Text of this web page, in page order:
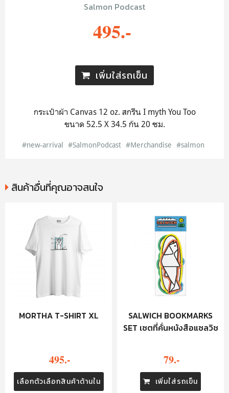
Salmon Podcast
495.-
เพิ่มใส่รถเข็น
กระเป๋าผ้า Canvas 12 oz. สกรีน I myth You Too
ขนาด 52.5 X 34.5 ก้น 20 ซม.
#new-arrival #SalmonPodcast #Merchandise #salmon
สินค้าอื่นที่คุณอาจสนใจ
MORTHA T-SHIRT XL
495.-
เลือกตัวเลือกสินค้าด้านใน
SALWICH BOOKMARKS
SET เซตที่คั่นหนังสือแซลวิช
79.-
เพิ่มใส่รถเข็น